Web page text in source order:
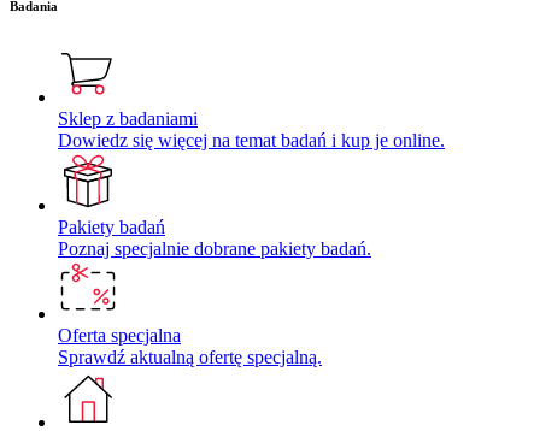
Badania
Sklep z badaniami
Dowiedz się więcej na temat badań i kup je online.
Pakiety badań
Poznaj specjalnie dobrane pakiety badań.
Oferta specjalna
Sprawdź aktualną ofertę specjalną.